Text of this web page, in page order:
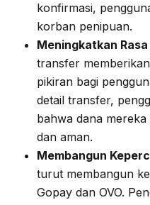
konfirmasi,
korban penipuan.
Meningkatkan Rasa
transfer
pikiran bagi
detail transfer,
bahwa dana
dan aman.
Membangun
turut membangun
Gopay dan OVO.